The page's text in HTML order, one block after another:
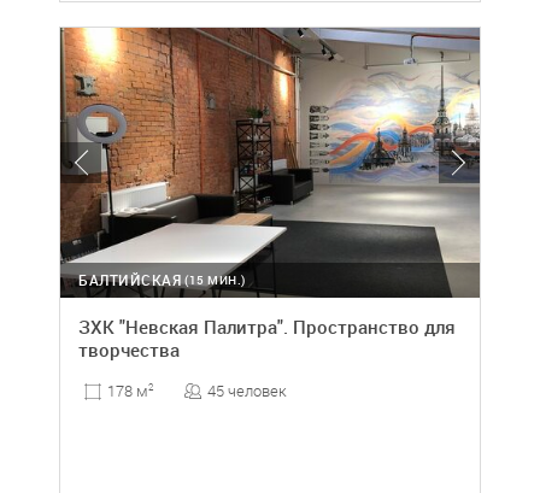
(15 МИН.)
БАЛТИЙСКАЯ
ЗХК "Невская Палитра". Пространство для
творчества
178 м2 45 человек